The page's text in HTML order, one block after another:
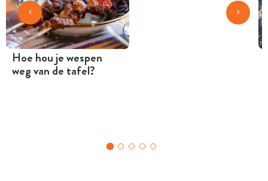
Hoe hou je wespen
weg van de tafel?